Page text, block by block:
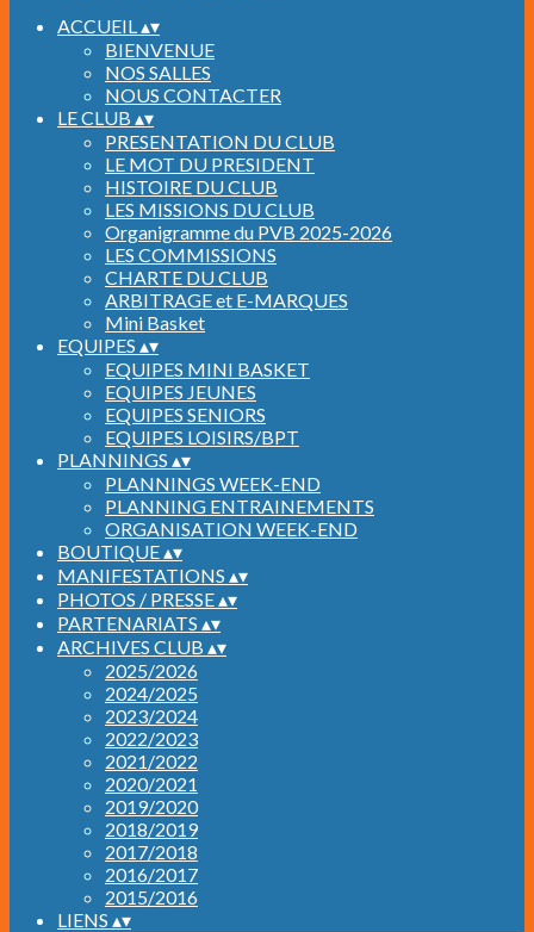
ACCUEIL▴▾
BIENVENUE
NOS SALLES
NOUS CONTACTER
LE CLUB ▴▾
PRESENTATION DU CLUB
LE MOT DU PRESIDENT
HISTOIRE DU CLUB
LES MISSIONS DU CLUB
Organigramme du PVB 2025-2026
LES COMMISSIONS
CHARTE DU CLUB
ARBITRAGE et E-MARQUES
Mini Basket
EQUIPES ▴▾
EQUIPES MINI BASKET
EQUIPES JEUNES
EQUIPES SENIORS
EQUIPES LOISIRS/BPT
PLANNINGS ▴▾
PLANNINGS WEEK-END
PLANNING ENTRAINEMENTS
ORGANISATION WEEK-END
BOUTIQUE▴▾
MANIFESTATIONS ▴▾
PHOTOS / PRESSE▴▾
PARTENARIATS ▴▾
ARCHIVES CLUB ▴▾
2025/2026
2024/2025
2023/2024
2022/2023
2021/2022
2020/2021
2019/2020
2018/2019
2017/2018
2016/2017
2015/2016
LIENS ▴▾